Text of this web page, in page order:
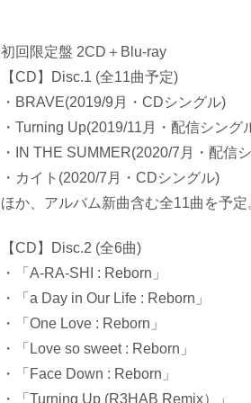
初回限定盤 2CD＋Blu-ray
【CD】Disc.1 (全11曲予定)
・BRAVE(2019/9月・CDシングル)
・Turning Up(2019/11月・配信シング
・IN THE SUMMER(2020/7月・配信
・カイト(2020/7月・CDシングル)
ほか、アルバム新曲含む全11曲を予定
【CD】Disc.2 (全6曲)
・「A-RA-SHI : Reborn」
・「a Day in Our Life : Reborn」
・「One Love : Reborn」
・「Love so sweet : Reborn」
・「Face Down : Reborn」
・「Turning Up (R3HAB Remix）」